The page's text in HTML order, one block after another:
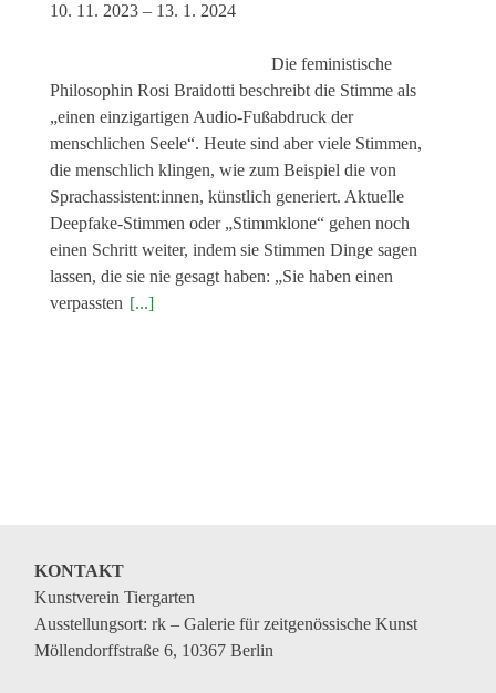
Vermittlung
Anfrage
Archiv
Archivübersicht
Ausstellungen
Veranstaltungen
Schlagwörter
10. 11. 2023 – 13. 1. 2024
Die feministische
Philosophin Rosi Braidotti beschreibt die Stimme als
„einen einzigartigen Audio-Fußabdruck der
menschlichen Seele“. Heute sind aber viele Stimmen,
die menschlich klingen, wie zum Beispiel die von
Sprachassistent:innen, künstlich generiert. Aktuelle
Deepfake-Stimmen oder „Stimmklone“ gehen noch
einen Schritt weiter, indem sie Stimmen Dinge sagen
lassen, die sie nie gesagt haben: „Sie haben einen
verpassten [...]
KONTAKT
Kunstverein Tiergarten
Ausstellungsort: rk – Galerie für zeitgenössische Kunst
Möllendorffstraße 6, 10367 Berlin